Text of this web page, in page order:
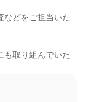
などをご担当いた
も取り組んでいた